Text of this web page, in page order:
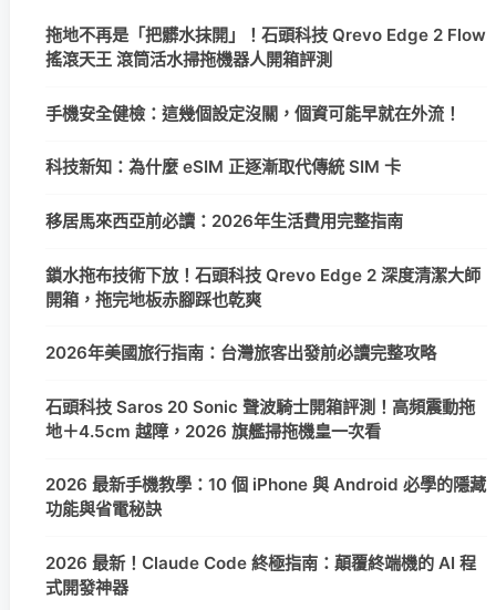
拖地不再是「把髒水抹開」！石頭科技 Qrevo Edge 2 Flow
搖滾天王 滾筒活水掃拖機器人開箱評測
手機安全健檢：這幾個設定沒關，個資可能早就在外流！
科技新知：為什麼 eSIM 正逐漸取代傳統 SIM 卡
移居馬來西亞前必讀：2026年生活費用完整指南
鎖水拖布技術下放！石頭科技 Qrevo Edge 2 深度清潔大師
開箱，拖完地板赤腳踩也乾爽
2026年美國旅行指南：台灣旅客出發前必讀完整攻略
石頭科技 Saros 20 Sonic 聲波騎士開箱評測！高頻震動拖
地＋4.5cm 越障，2026 旗艦掃拖機皇一次看
2026 最新手機教學：10 個 iPhone 與 Android 必學的隱藏
功能與省電秘訣
2026 最新！Claude Code 終極指南：顛覆終端機的 AI 程
式開發神器